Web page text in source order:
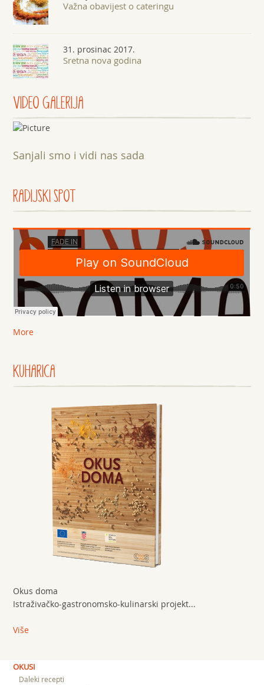
Važna obavijest o cateringu
31. prosinac 2017.
Sretna nova godina
VIDEO GALERIJA
Sanjali smo i vidi nas sada
RADIJSKI SPOT
More
KUHARICA
Okus doma
Istraživačko-gastronomsko-kulinarski projekt...
Više
OKUSI
Daleki recepti